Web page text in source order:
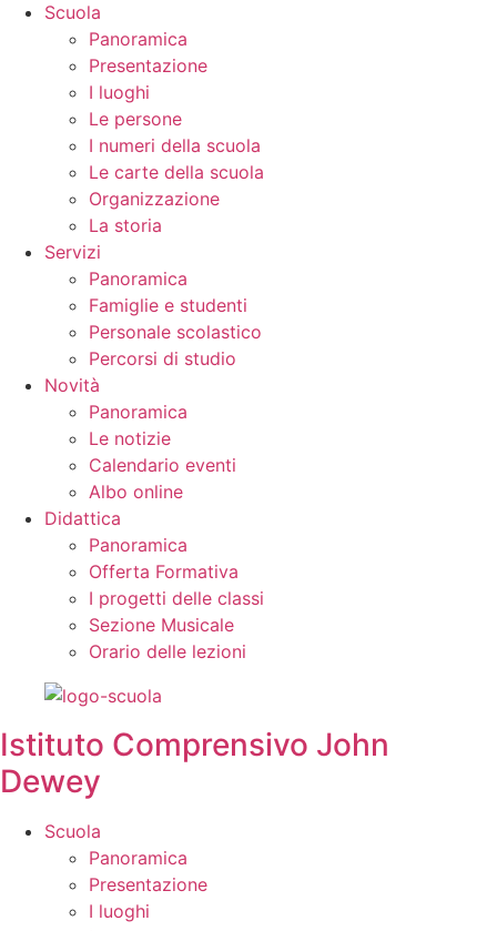
Scuola
Panoramica
Presentazione
I luoghi
Le persone
I numeri della scuola
Le carte della scuola
Organizzazione
La storia
Servizi
Panoramica
Famiglie e studenti
Personale scolastico
Percorsi di studio
Novità
Panoramica
Le notizie
Calendario eventi
Albo online
Didattica
Panoramica
Offerta Formativa
I progetti delle classi
Sezione Musicale
Orario delle lezioni
Istituto Comprensivo John
Dewey
Scuola
Panoramica
Presentazione
I luoghi